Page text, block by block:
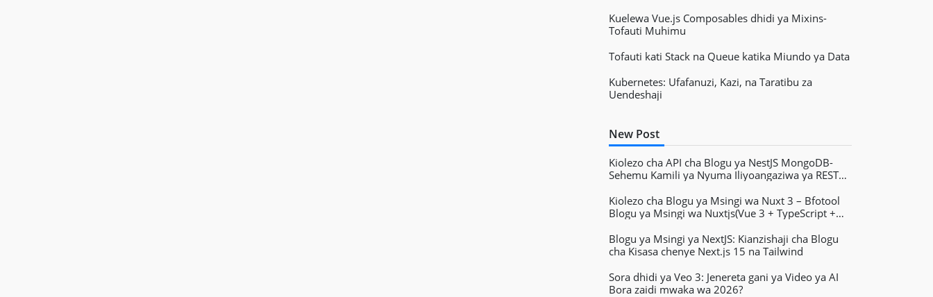
Kuelewa Vue.js Composables dhidi ya Mixins-
Tofauti Muhimu
Tofauti kati Stack na Queue katika Miundo ya Data
Kubernetes: Ufafanuzi, Kazi, na Taratibu za
Uendeshaji
New Post
Kiolezo cha API cha Blogu ya NestJS MongoDB-
Sehemu Kamili ya Nyuma Iliyoangaziwa ya REST
Kiolezo cha Blogu ya Msingi wa Nuxt 3 – Bfotool
Blogu ya Msingi wa Nuxtjs(Vue 3 + TypeScript +
Blogu ya Msingi ya NextJS: Kianzishaji cha Blogu
cha Kisasa chenye Next.js 15 na Tailwind
Sora dhidi ya Veo 3: Jenereta gani ya Video ya AI
Bora zaidi mwaka wa 2026?